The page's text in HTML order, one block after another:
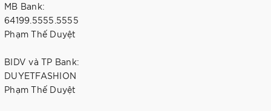
MB Bank:
64199.5555.5555
Phạm Thế Duyệt
BIDV và TP Bank:
DUYETFASHION
Phạm Thế Duyệt